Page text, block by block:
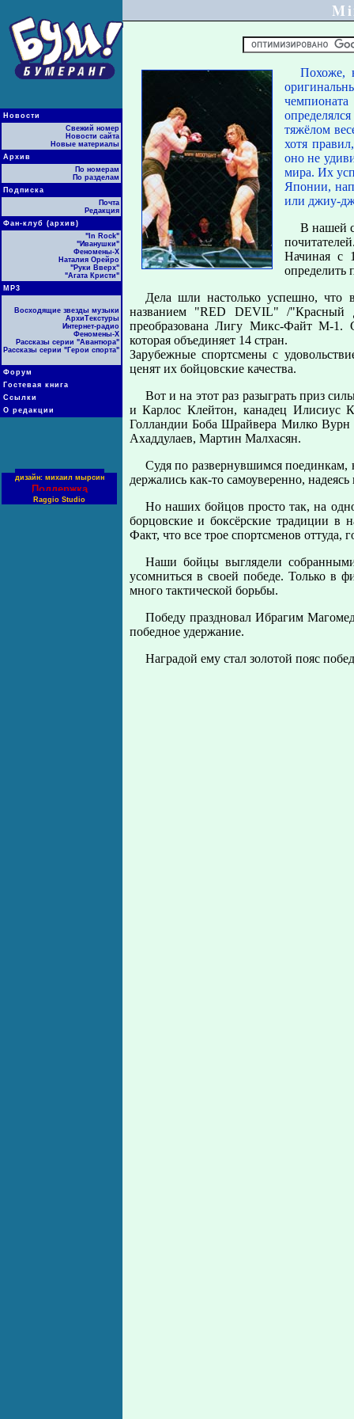
Новости
Свежий номер
Новости сайта
Новые материалы
Архив
По номерам
По разделам
Подписка
Почта
Редакция
Фан-клуб (архив)
"In Rock"
"Иванушки"
Феномены-Х
Наталия Орейро
"Руки Вверх"
"Агата Кристи"
МР3
Восходящие звезды музыки
АрхиТекстуры
Интернет-радио
Феномены-Х
Рассказы серии "Авантюра"
Рассказы серии "Герои спорта"
Форум
Гостевая книга
Ссылки
О редакции
дизайн: михаил мырсин
Поддержка
Raggio Studio
Похоже,
тяжёлом
хотя
оно не
мира. Их
Японии,
или джиу-
В нашей
Начиная с
определить
Дела шли настолько успешно, что
названием "RED DEVIL" /"Красный
преобразована Лигу Микс-Файт М-1.
которая объединяет 14 стран.
Зарубежные спортсмены с
ценят их бойцовские качества.
Вот и на этот раз разыграть приз
и Карлос Клейтон, канадец Илисиус
Голландии Боба Шрайвера Милко
Ахаддулаев, Мартин Малхасян.
Судя по развернувшимся
держались как-то самоуверенно,
Но наших бойцов просто так, на
борцовские и боксёрские традиции в
Факт, что все трое спортсменов оттуда,
Наши бойцы выглядели
усомниться в своей победе. Только в
много тактической борьбы.
Победу праздновал Ибрагим
победное удержание.
Наградой ему стал золотой пояс